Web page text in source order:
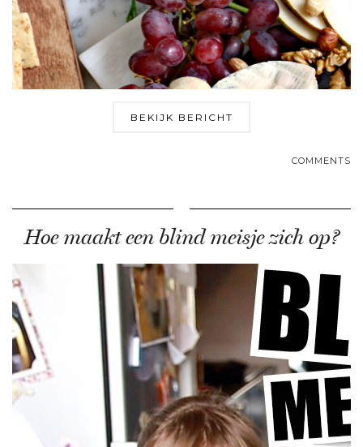
BEKIJK BERICHT
COMMENTS
Hoe maakt een blind meisje zich op?